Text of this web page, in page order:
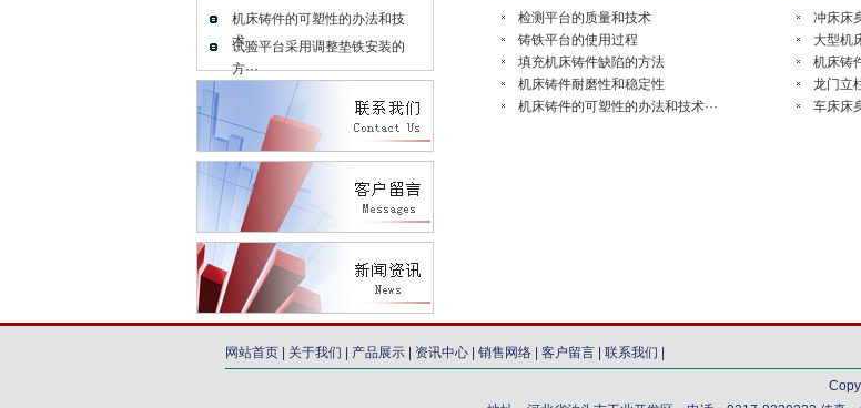
机床铸件的可塑性的办法和技
术···
试验平台采用调整垫铁安装的
方···
联系我们
给我们留言
检测平台的质量和技术
铸铁平台的使用过程
填充机床铸件缺陷的方法
机床铸件耐磨性和稳定性
机床铸件的可塑性的办法和技术···
冲床床
大型机
机床铸
龙门立
车床床
网站首页 关于我们 产品展示 资讯中心 销售网络 客户留言 联系我们